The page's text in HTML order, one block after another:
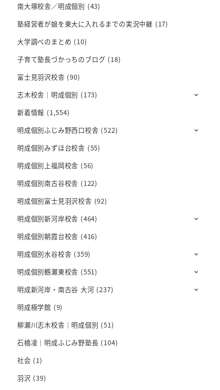
南大塚校舎／明成個別 (43)
塾経営者が娘を東大に入れるまでの実況中継 (17)
大学調べのまとめ (10)
子育て塾長づかっちのブログ (18)
富士見羽沢校舎 (90)
志木校舎｜明成個別 (173)
新着情報 (1,554)
明成個別ふじみ野西口校舎 (522)
明成個別みずほ台校舎 (55)
明成個別上福岡校舎 (56)
明成個別南古谷校舎 (122)
明成個別富士見羽沢校舎 (92)
明成個別新河岸校舎 (464)
明成個別朝霞台校舎 (416)
明成個別水谷校舎 (359)
明成個別鶴瀬東校舎 (551)
明成新河岸・南古谷 大河 (237)
明成極学館 (9)
柳瀬川志木校舎｜明成個別 (51)
石橋凌｜明成ふじみ野塾長 (104)
社会 (1)
羽沢 (39)